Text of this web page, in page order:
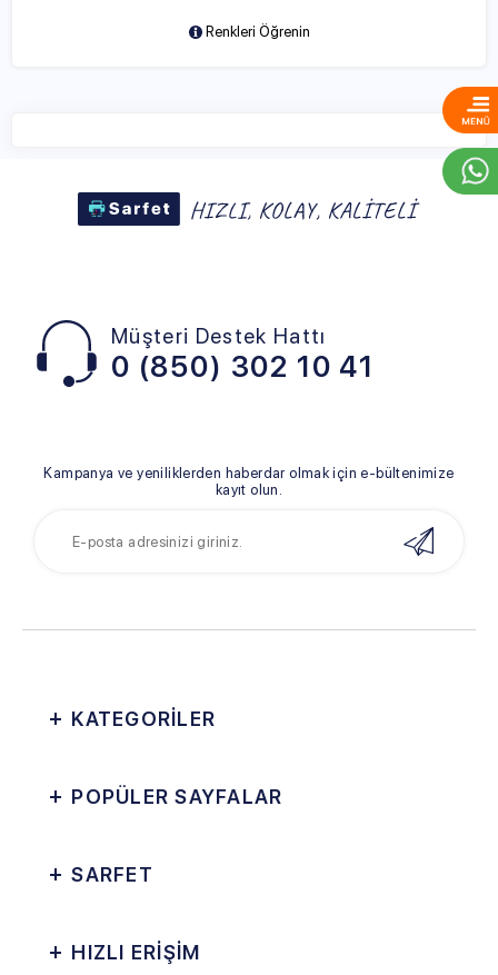
Renkleri Öğrenin
Müşteri Destek Hattı
0 (850) 302 10 41
Kampanya ve yeniliklerden haberdar olmak için e-bültenimize
kayıt olun.
KATEGORİLER
POPÜLER SAYFALAR
SARFET
HIZLI ERİŞİM